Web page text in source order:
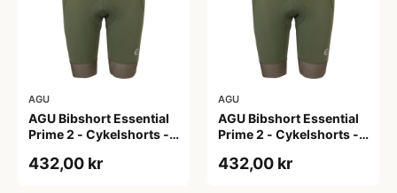
AGU
AGU Bibshort Essential
Prime 2 - Cykelshorts -
2XL
432,00 kr
AGU
AGU Bibshort Essential
Prime 2 - Cykelshorts -
L
432,00 kr